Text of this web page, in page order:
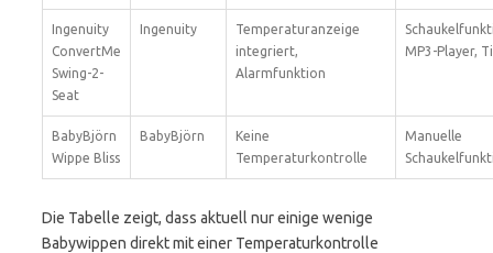
Ingenuity
ConvertMe
Swing-2-
Seat
Ingenuity
Temperaturanzeige
integriert,
Alarmfunktion
MP3-Player,
BabyBjörn
Wippe Bliss
BabyBjörn
Keine
Temperaturkontrolle
Manuelle
Die Tabelle zeigt, dass aktuell nur einige wenige
Babywippen direkt mit einer Temperaturkontrolle